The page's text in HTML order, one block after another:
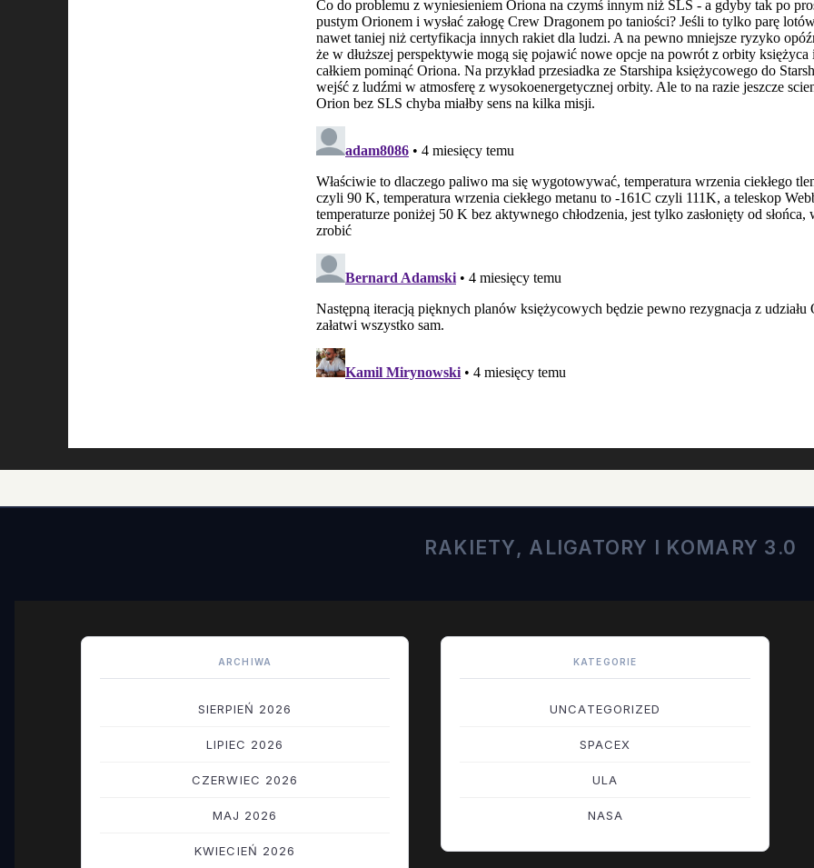
RAKIETY, ALIGATORY I KOMARY 3.0
ARCHIWA
SIERPIEŃ 2026
LIPIEC 2026
CZERWIEC 2026
MAJ 2026
KWIECIEŃ 2026
KATEGORIE
UNCATEGORIZED
SPACEX
ULA
NASA